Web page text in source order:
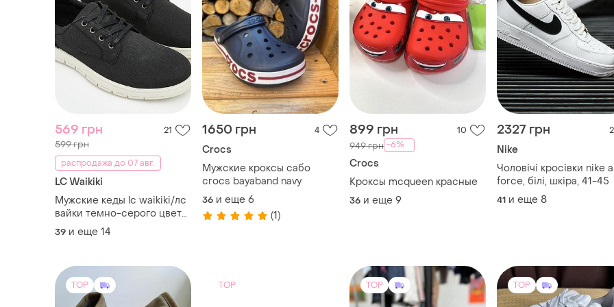
569 грн 21
599 грн
распродажа до 07 авг.
LC Waikiki
Мужские кеды lc waikiki/лс
вайки темно-серого цвета.
фирменная туреченица
39 и еще 14
1650 грн 4
Crocs
Мужские кроксы сабо
crocs bayaband navy
36 и еще 6
(1)
899 грн 10
949 грн -6%
Crocs
Кроксы mcqueen красные
36 и еще 9
2327 грн 2
Nike
Чоловічі кросівки nike
force, білі, шкіра, 41-45
41 и еще 8
TOP TOP TOP TOP